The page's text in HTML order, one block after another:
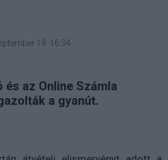
19. 16:34
az Online Számla
a gyanút.